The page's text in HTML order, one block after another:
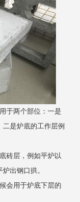
于两个部位：一是
是炉底的工作层例
砖层，例如平炉以
出钢口拱。
会用于炉底下层的